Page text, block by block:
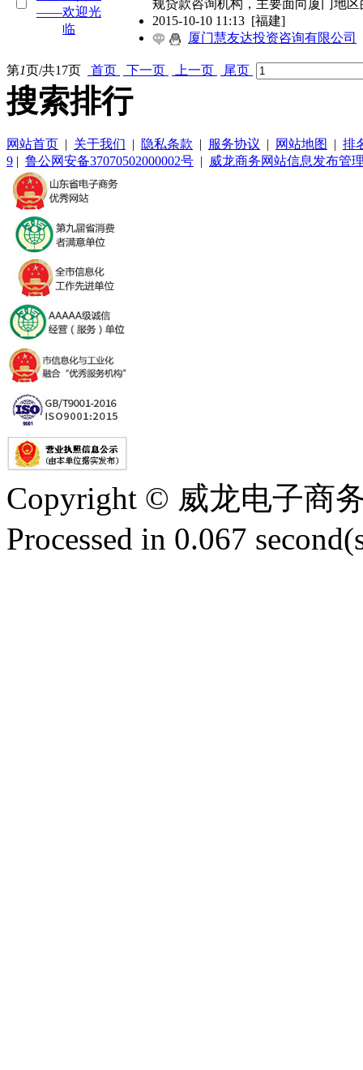
规贷款咨询机构，主要面向厦门地区
2015-10-10 11:13 [福建]
厦门慧友达投资咨询有限公司
第1页/共17页 首页 下一页 上一页 尾页
搜索排行
网站首页 | 关于我们 | 隐私条款 | 服务协议 | 网站地图 | 排
9 | 鲁公网安备37070502000002号 | 威龙商务网站信息发布管
Copyright © 威龙电子商
Processed in 0.067